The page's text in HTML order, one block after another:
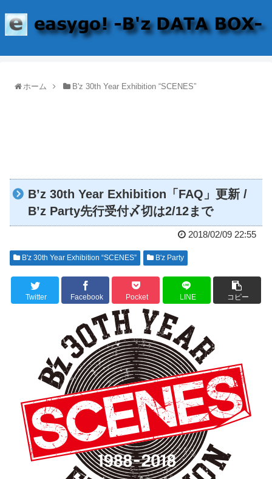
ホーム B'z 30th Year Exhibition “SCENES”
B’z 30th Year Exhibition「FAQ」更新 /
B’z Party先行受付〆切は2/12まで
2018/02/09 22:55
B'z 30th Year Exhibition “SCENES” B'z Party
Twitter Facebook Pocket LINE コピー